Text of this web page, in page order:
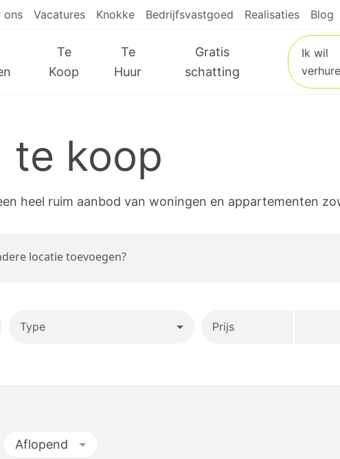
ons Vacatures Knokke Bedrijfsvastgoed Realisaties Blog
Te
Koop
Te
Huur
Gratis
schatting
Ik wil
te koop
heel ruim aanbod van woningen en appartementen
Type Prijs
Aflopend